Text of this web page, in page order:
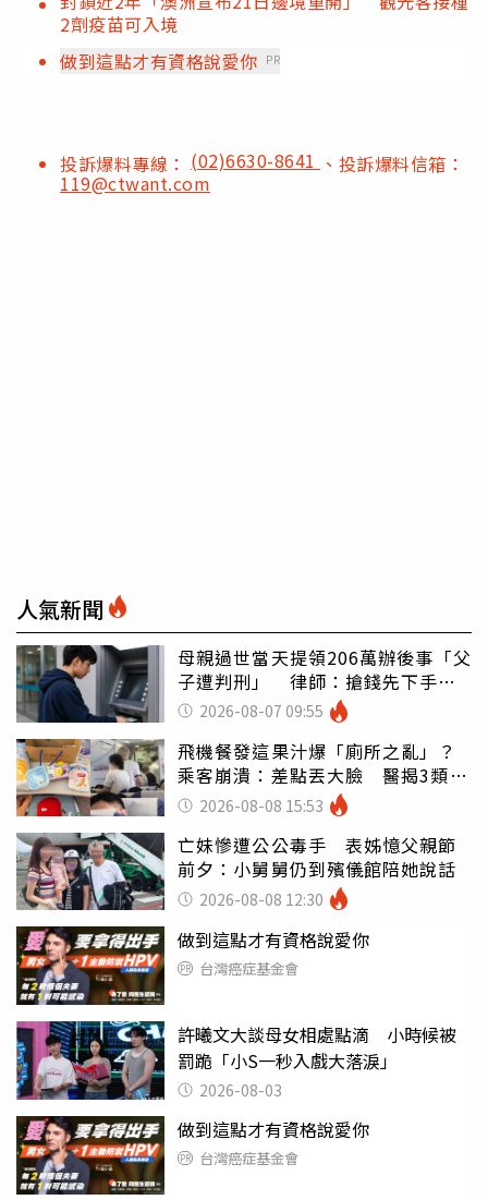
2劑疫苗可入境
做到這點才有資格說愛你 PR
投訴爆料專線： (02)6630-8641 、投訴爆料信箱：
119@ctwant.com
人氣新聞
母親過世當天提領206萬辦後事「父
子遭判刑」 律師：搶錢先下手是
罪 2026-08-07 09:55
飛機餐發這果汁爆「廁所之亂」？
乘客崩潰：差點丟大臉 醫揭3類人
別亂喝
2026-08-08 15:53
亡妹慘遭公公毒手 表姊憶父親節
前夕：小舅舅仍到殯儀館陪她說話
2026-08-08 12:30
做到這點才有資格說愛你
台灣癌症基金會
許曦文大談母女相處點滴 小時候被
罰跪「小S一秒入戲大落淚」
2026-08-03
做到這點才有資格說愛你
台灣癌症基金會